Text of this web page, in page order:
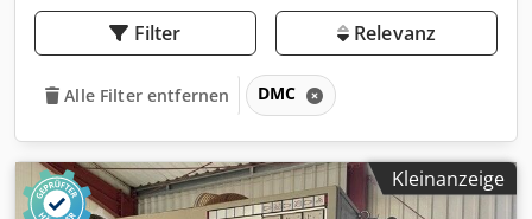
Filter Relevanz
Alle Filter entfernen DMC
Kleinanzeige